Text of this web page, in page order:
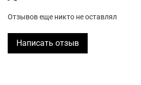
Отзывов еще никто не оставлял
Написать отзыв